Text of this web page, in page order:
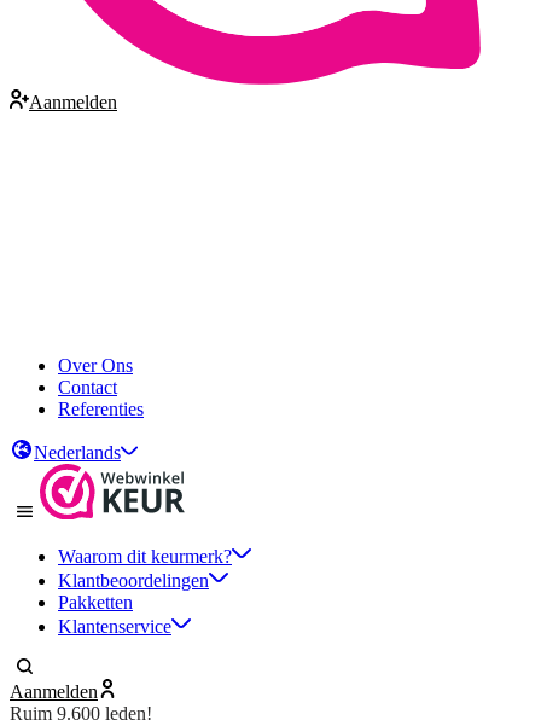
Aanmelden
Over Ons
Contact
Referenties
Nederlands
Waarom dit keurmerk?
Klantbeoordelingen
Pakketten
Klantenservice
Aanmelden
Ruim 9.600 leden!